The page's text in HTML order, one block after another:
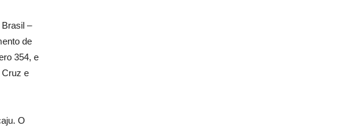
–
de
354, e
Cruz e
O